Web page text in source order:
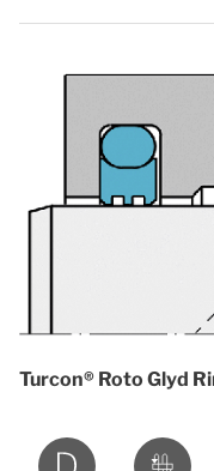
Turcon® Roto Glyd